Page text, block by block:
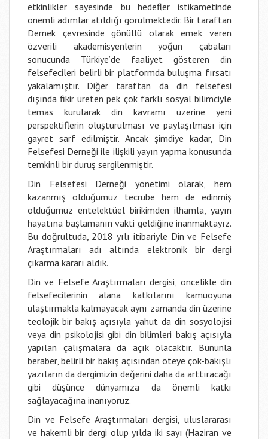
etkinlikler sayesinde bu hedefler istikametinde
önemli adımlar atıldığı görülmektedir. Bir taraftan
Dernek çevresinde gönüllü olarak emek veren
özverili akademisyenlerin yoğun çabaları
sonucunda Türkiye’de faaliyet gösteren din
felsefecileri belirli bir platformda buluşma fırsatı
yakalamıştır. Diğer taraftan da din felsefesi
dışında fikir üreten pek çok farklı sosyal bilimciyle
temas kurularak din kavramı üzerine yeni
perspektiflerin oluşturulması ve paylaşılması için
gayret sarf edilmiştir. Ancak şimdiye kadar, Din
Felsefesi Derneği ile ilişkili yayın yapma konusunda
temkinli bir duruş sergilenmiştir.
Din Felsefesi Derneği yönetimi olarak, hem
kazanmış olduğumuz tecrübe hem de edinmiş
olduğumuz entelektüel birikimden ilhamla, yayın
hayatına başlamanın vakti geldiğine inanmaktayız.
Bu doğrultuda, 2018 yılı itibariyle Din ve Felsefe
Araştırmaları adı altında elektronik bir dergi
çıkarma kararı aldık.
Din ve Felsefe Araştırmaları dergisi, öncelikle din
felsefecilerinin alana katkılarını kamuoyuna
ulaştırmakla kalmayacak aynı zamanda din üzerine
teolojik bir bakış açısıyla yahut da din sosyolojisi
veya din psikolojisi gibi din bilimleri bakış açısıyla
yapılan çalışmalara da açık olacaktır. Bununla
beraber, belirli bir bakış açısından öteye çok-bakışlı
yazıların da dergimizin değerini daha da arttıracağı
gibi düşünce dünyamıza da önemli katkı
sağlayacağına inanıyoruz.
Din ve Felsefe Araştırmaları dergisi, uluslararası
ve hakemli bir dergi olup yılda iki sayı (Haziran ve